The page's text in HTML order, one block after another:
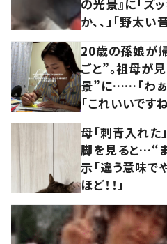
の光景』に「ズ
か、、」「野太い
20歳の孫娘が
ごと”。祖母が
景”に……「わぁ
「これいいですね
母「刺青入れた
脚を見ると…“
示「違う意味で
ほど！！」